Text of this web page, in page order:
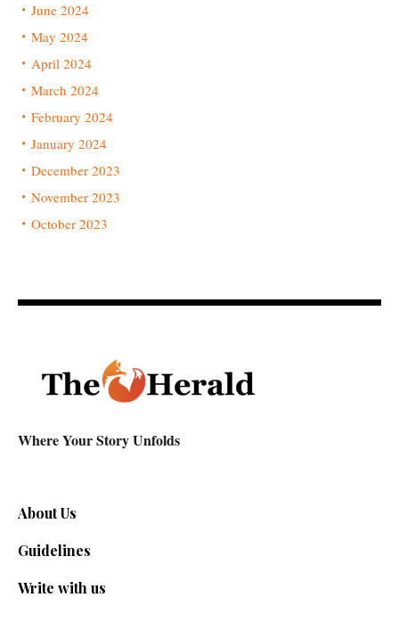
June 2024
May 2024
April 2024
March 2024
February 2024
January 2024
December 2023
November 2023
October 2023
Where Your Story Unfolds
About Us
Guidelines
Write with us